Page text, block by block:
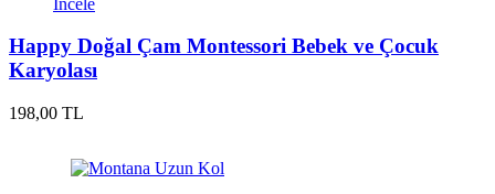
Happy Doğal Çam Montessori Bebek ve Çocuk
Karyolası
198,00 TL